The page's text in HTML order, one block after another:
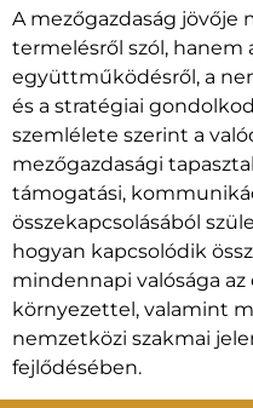
A mezőgazdaság jövője
termelésről szól, hanem
együttműködésről, a
és a stratégiai
szemlélete szerint a
mezőgazdasági
támogatási,
összekapcsolásából
hogyan kapcsolódik
mindennapi valósága az
környezettel, valamint
nemzetközi szakmai
fejlődésében.